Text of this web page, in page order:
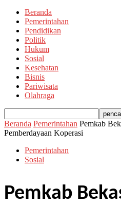
Beranda
Pemerintahan
Pendidikan
Politik
Hukum
Sosial
Kesehatan
Bisnis
Pariwisata
Olahraga
Beranda Pemerintahan Pemkab
Pemberdayaan Koperasi
Pemerintahan
Sosial
Pemkab